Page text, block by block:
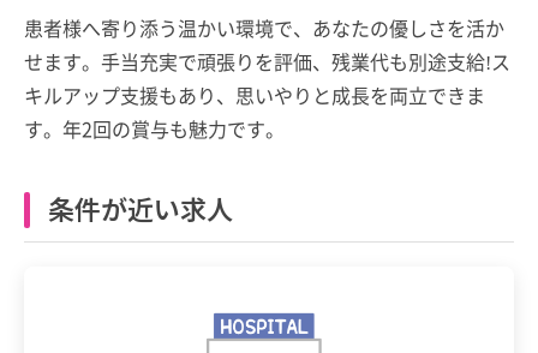
患者様へ寄り添う温かい環境で、あなたの優しさを活か
せます。手当充実で頑張りを評価、残業代も別途支給!ス
キルアップ支援もあり、思いやりと成長を両立できま
す。年2回の賞与も魅力です。
条件が近い求人